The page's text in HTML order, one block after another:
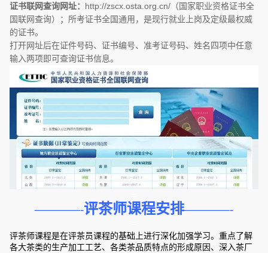
证书联网查询网址： http://zscx.osta.org.cn/（国家职业资格证书全
国联网查询）；所考证书全国通用，是现行就业上岗及定级最权威
的证书。
打开网址后在证件号码、证书编号、准考证号码、姓名四项中任意
输入两项即可查询证书信息。
————-评茶师课程安排————-
评茶师课程是在评茶员课程的基础上进行深化加强学习。重点了解
各大茶类的生产加工工艺、各类茶品质特点的形成原因、深入茶厂